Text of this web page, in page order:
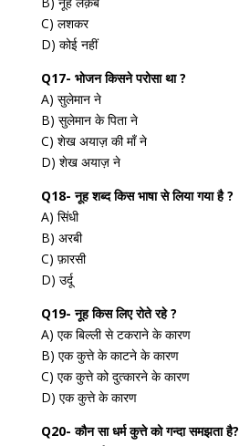
C) लशकर
D) कोई नहीं
Q17- भोजन किसने परोसा था ?
A) सुलेमान ने
B) सुलेमान के पिता ने
C) शेख अयाज़ की माँ ने
D) शेख अयाज़ ने
Q18- नूह शब्द किस भाषा से लिया गया है ?
A) सिंधी
B) अरबी
C) फ़ारसी
D) उर्दू
Q19- नूह किस लिए रोते रहे ?
A) एक बिल्ली से टकराने के कारण
B) एक कुत्ते के काटने के कारण
C) एक कुत्ते को दुत्कारने के कारण
D) एक कुत्ते के कारण
Q20- कौन सा धर्म कुत्ते को गन्दा समझता है?